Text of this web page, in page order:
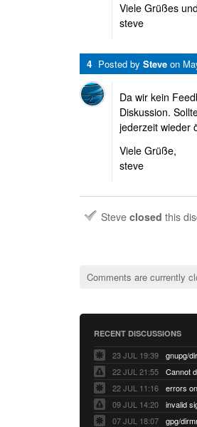
Viele Grüßes
steve
4 Posted by Steve on
Da wir kein
Diskussion.
jederzeit wieder
Viele Grüße,
steve
Steve closed this
Comments are currently
RECENT DISCUSSIONS
23 JUL 19:39
22 JUL 21:55
22 JUL 11:16
errors
09 JUL 14:20
07 JUL 18:07